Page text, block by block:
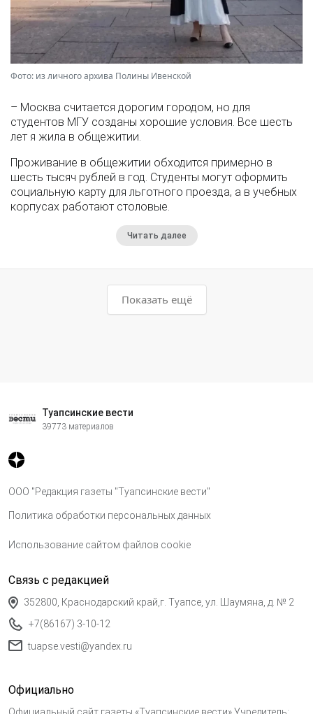
Фото: из личного архива Полины Ивенской
– Москва считается дорогим городом, но для
студентов МГУ созданы хорошие условия. Все шесть
лет я жила в общежитии.
Проживание в общежитии обходится примерно в
шесть тысяч рублей в год. Студенты могут оформить
социальную карту для льготного проезда, а в учебных
корпусах работают столовые.
Читать далее
Показать ещё
Туапсинские вести
39773 материалов
ООО "Редакция газеты "Туапсинские вести"
Политика обработки персональных данных
Использование сайтом файлов cookie
Связь с редакцией
352800, Краснодарский край,г. Туапсе, ул. Шаумяна, д. № 2
+7(86167) 3-10-12
tuapse.vesti@yandex.ru
Официально
Официальный сайт газеты «Туапсинские вести» Учредитель: